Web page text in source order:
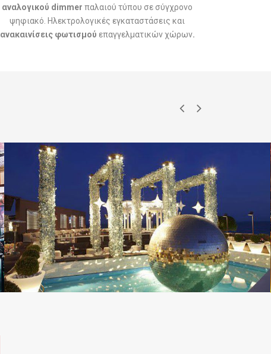
αναλογικού dimmer παλαιού τύπου σε σύγχρονο
ψηφιακό. Ηλεκτρολογικές εγκαταστάσεις και
ανακαινίσεις φωτισμού επαγγελματικών χώρων.
dimmer pack digital sense,επαγγλεματικός φωτισμός,τροφοδοτικα
dimmer pack